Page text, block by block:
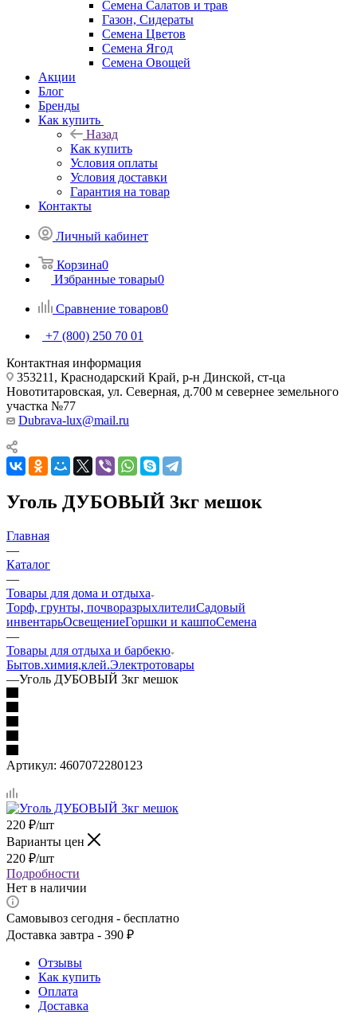
Семена Салатов и трав
Газон, Сидераты
Семена Цветов
Семена Ягод
Семена Овощей
Акции
Блог
Бренды
Как купить
Назад
Как купить
Условия оплаты
Условия доставки
Гарантия на товар
Контакты
Личный кабинет
Корзина0
Избранные товары0
Сравнение товаров0
+7 (800) 250 70 01
Контактная информация
353211, Краснодарский Край, р-н Динской, ст-ца
Новотитаровская, ул. Северная, д.700 м севернее земельного
участка №77
Dubrava-lux@mail.ru
Уголь ДУБОВЫЙ 3кг мешок
Главная
—
Каталог
—
Товары для дома и отдыха
Торф, грунты, почворазрыхлителиСадовый
инвентарьОсвещениеГоршки и кашпоСемена
—
Товары для отдыха и барбекю
Бытов.химия,клей.Электротовары
—Уголь ДУБОВЫЙ 3кг мешок
Артикул: 4607072280123
220 ₽/шт
Варианты цен
220 ₽/шт
Подробности
Нет в наличии
Самовывоз сегодня - бесплатно
Доставка завтра - 390 ₽
Отзывы
Как купить
Оплата
Доставка